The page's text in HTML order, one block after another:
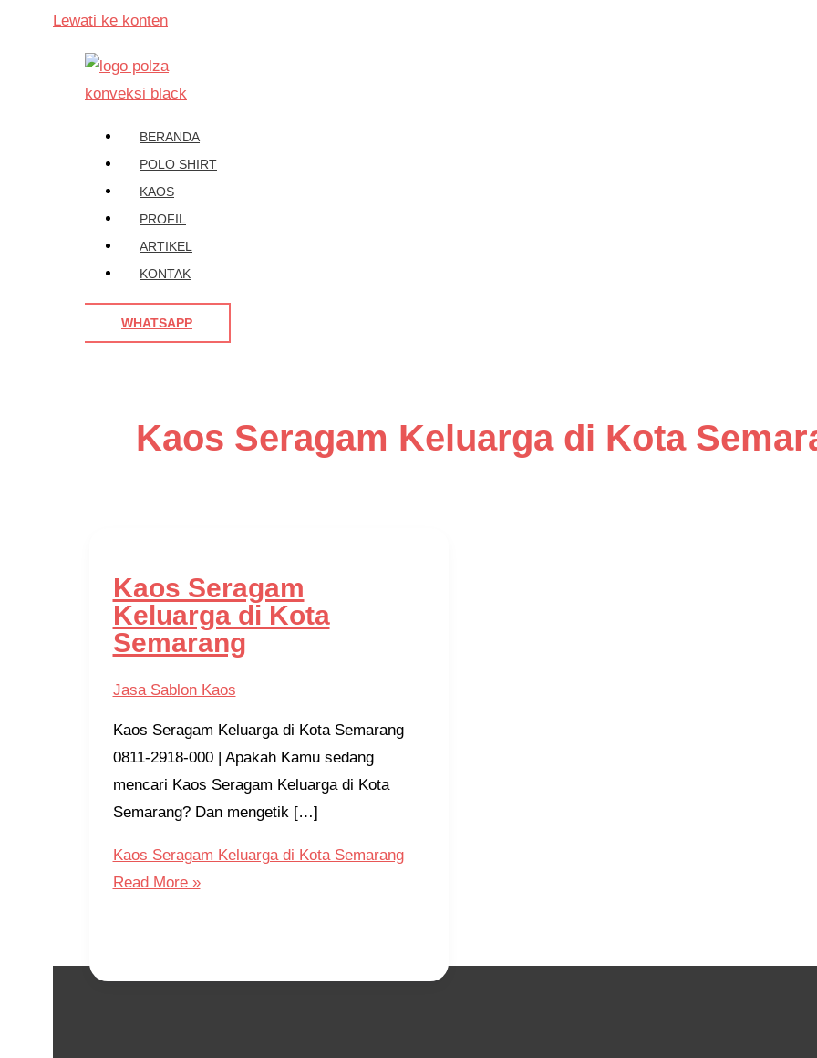
Lewati ke konten
BERANDA
POLO SHIRT
KAOS
PROFIL
ARTIKEL
KONTAK
WHATSAPP
Kaos Seragam Keluarga di Kota
Kaos Seragam
Keluarga di Kota
Semarang
Jasa Sablon Kaos
Kaos Seragam Keluarga di Kota Semarang
0811-2918-000 | Apakah Kamu sedang
mencari Kaos Seragam Keluarga di Kota
Semarang? Dan mengetik […]
Kaos Seragam Keluarga di Kota Semarang
Read More »